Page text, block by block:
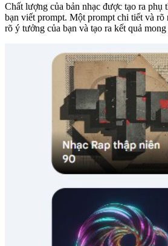
Chất lượng của bản nhạc được tạo ra phụ
bạn viết prompt. Một prompt chi tiết và rõ
rõ ý tưởng của bạn và tạo ra kết quả